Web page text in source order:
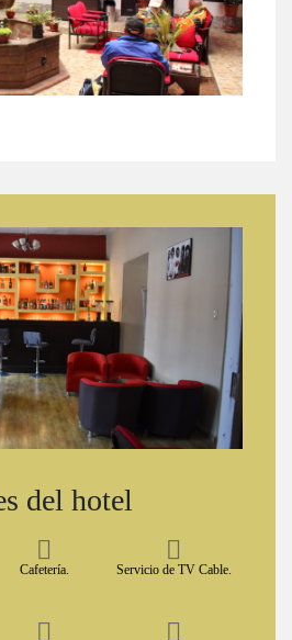
del hotel
Cafetería. Servicio de TV Cable.